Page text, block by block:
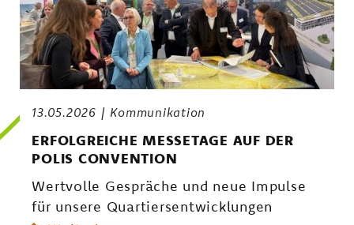
13.05.2026 Kommunikation
ERFOLGREICHE MESSETAGE AUF DER
POLIS CONVENTION
Wertvolle Gespräche und neue Impulse
für unsere Quartiersentwicklungen